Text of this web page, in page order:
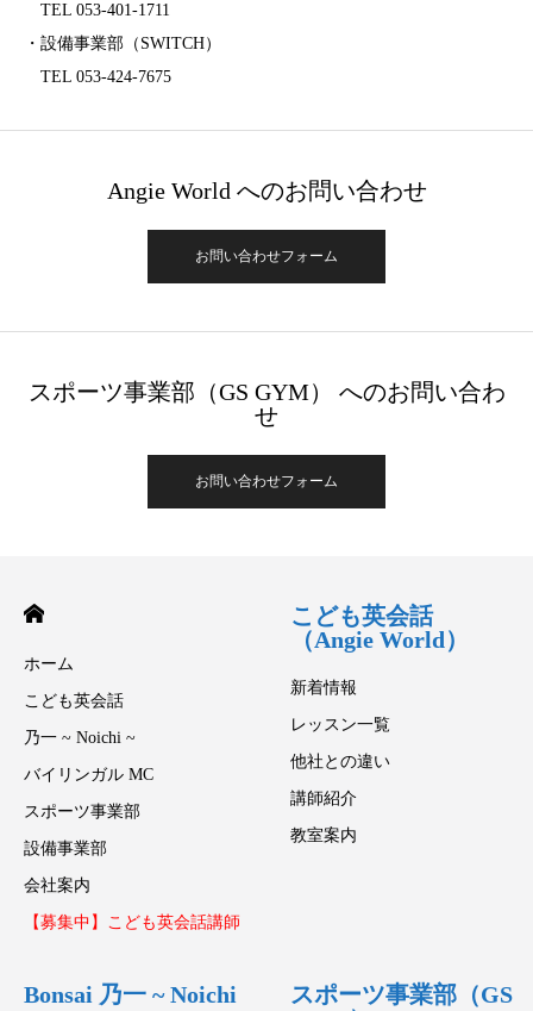
TEL 053-401-1711
・設備事業部（SWITCH）
TEL 053-424-7675
Angie World へのお問い合わせ
お問い合わせフォーム
スポーツ事業部（GS GYM） へのお問い合わ
せ
お問い合わせフォーム
ホーム
こども英会話
乃一 ~ Noichi ~
バイリンガル MC
スポーツ事業部
設備事業部
会社案内
【募集中】こども英会話講師
こども英会話
（Angie World）
新着情報
レッスン一覧
他社との違い
講師紹介
教室案内
Bonsai 乃一 ~ Noichi
スポーツ事業部（GS